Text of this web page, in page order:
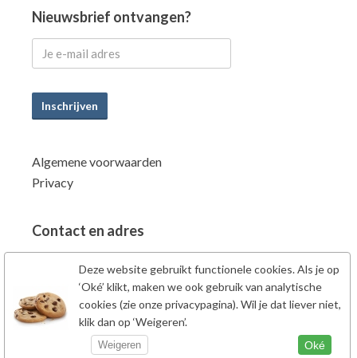
Deze website gebruikt functionele cookies. Als je op
‘Oké’ klikt, maken we ook gebruik van analytische
cookies (zie onze privacypagina). Wil je dat liever niet,
klik dan op ‘Weigeren’.
Weigeren Oké
Nieuwsbrief ontvangen?
Inschrijven
Algemene voorwaarden
Privacy
Contact en adres
Power Supplements BV
Fahrenheitstraat 7
6662PZ Elst Gld
Nederland
Tel: 0481-707138